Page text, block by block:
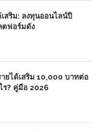
สริม: ลงทุนออนไลน์ปี
ฟอร์มดัง
ยได้เสริม 10,000 บาทต่อ
ร? คู่มือ 2026